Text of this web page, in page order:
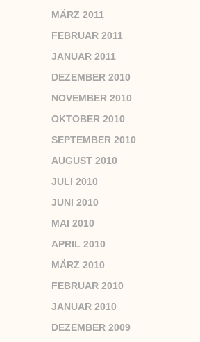
MÄRZ 2011
FEBRUAR 2011
JANUAR 2011
DEZEMBER 2010
NOVEMBER 2010
OKTOBER 2010
SEPTEMBER 2010
AUGUST 2010
JULI 2010
JUNI 2010
MAI 2010
APRIL 2010
MÄRZ 2010
FEBRUAR 2010
JANUAR 2010
DEZEMBER 2009